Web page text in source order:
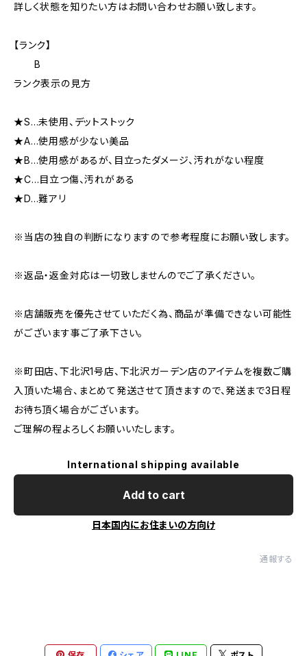
詳しく状態を知りたい方はお問い合わせお願い致します。
【ランク】
B
ランク表示の見方
★S…未使用、デットストック
★A…使用感が少ない美品
★B…使用感があるが、目立ったダメージ、汚れがない程度
★C…目立つ傷、汚れがある
★D…難アリ
※当店の独自の判断になりますので参考程度にお願い致します。
※返品・返金対応は一切致しませんのでご了承ください。
※店舗販売を優先させていただく為、商品が準備できない可能性
がございます事ご了承下さい。
※町田店、下北沢1号店、下北沢ガーデン店のアイテムを複数ご購
入頂いた場合、まとめて発送させて頂きますので、発送まで3日程
お待ち頂く場合がございます。
ご理解の程よろしくお願いいたします。
International shipping available
Add to cart
日本国内にお住まいの方向け
通報する